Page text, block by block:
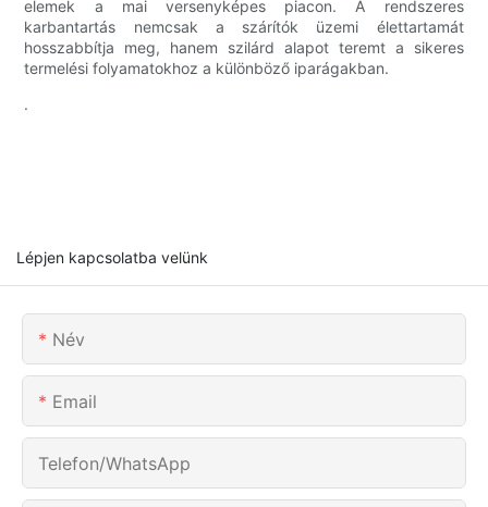
elemek a mai versenyképes piacon. A rendszeres
karbantartás nemcsak a szárítók üzemi élettartamát
hosszabbítja meg, hanem szilárd alapot teremt a sikeres
termelési folyamatokhoz a különböző iparágakban.
.
Lépjen kapcsolatba velünk
Név
Email
Telefon/WhatsApp